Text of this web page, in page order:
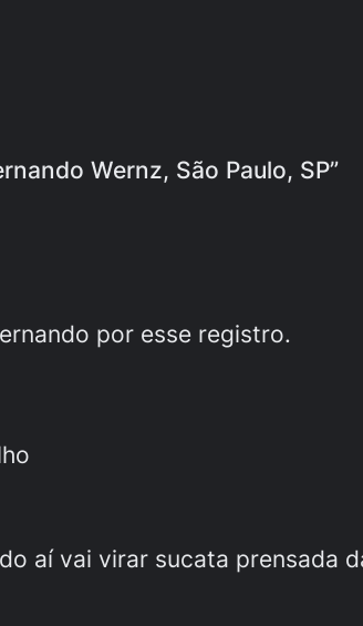
Wernz, São Paulo, SP”
por esse registro.
aí vai virar sucata prensada